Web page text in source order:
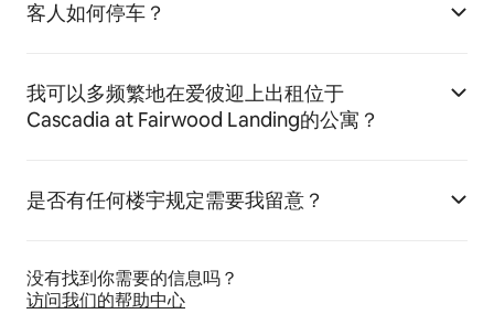
客人如何停车？
我可以多频繁地在爱彼迎上出租位于
Cascadia at Fairwood Landing的公寓？
是否有任何楼宇规定需要我留意？
没有找到你需要的信息吗？
访问我们的帮助中心